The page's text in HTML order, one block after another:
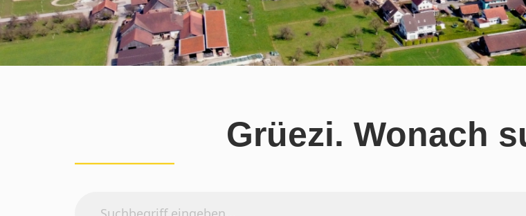
Grüezi. Wonach